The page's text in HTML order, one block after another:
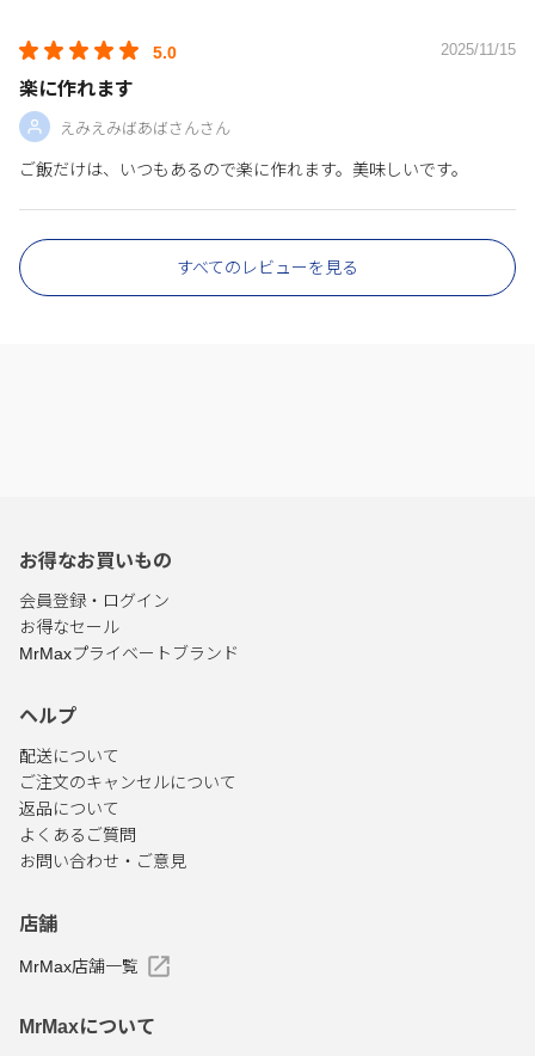
5.0 2025/11/15
楽に作れます
えみえみばあばさんさん
ご飯だけは、いつもあるので楽に作れます。美味しいです。
すべてのレビューを見る
お得なお買いもの
会員登録・ログイン
お得なセール
MrMaxプライベートブランド
ヘルプ
配送について
ご注文のキャンセルについて
返品について
よくあるご質問
お問い合わせ・ご意見
店舗
MrMax店舗一覧
MrMaxについて